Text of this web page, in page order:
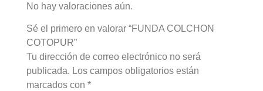
No hay valoraciones aún.
Sé el primero en valorar “FUNDA COLCHON
COTOPUR”
Tu dirección de correo electrónico no será
publicada. Los campos obligatorios están
marcados con *